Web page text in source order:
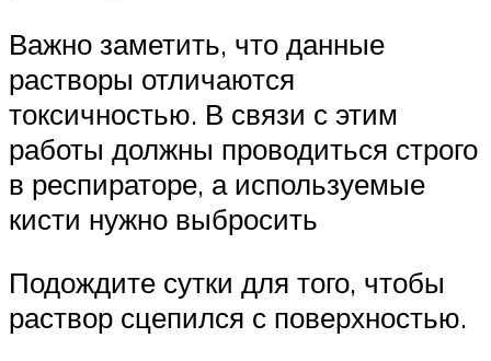
Важно заметить, что данные
растворы отличаются
токсичностью. В связи с этим
работы должны проводиться строго
в респираторе, а используемые
кисти нужно выбросить
Подождите сутки для того, чтобы
раствор сцепился с поверхностью.